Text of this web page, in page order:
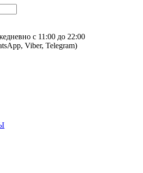
с 11:00 до 22:00
Viber, Telegram)